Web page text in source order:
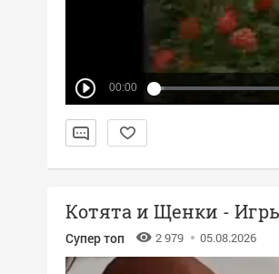
00:00
Котята и Щенки -
Супер топ 2 979 05.08.2026